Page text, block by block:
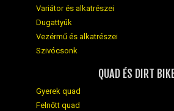
Variátor és alkatrészei
Dugattyúk
Vezérmű és alkatrészei
Szivócsonk
QUAD ÉS DIRT
Gyerek quad
Felnőtt quad